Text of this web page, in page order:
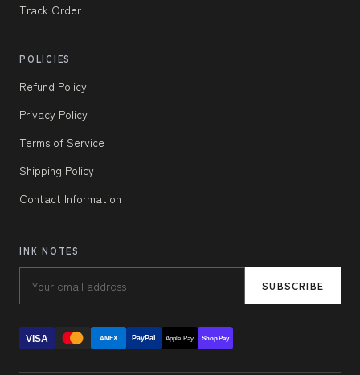
Track Order
POLICIES
Refund Policy
Privacy Policy
Terms of Service
Shipping Policy
Contact Information
INK NOTES
SUBSCRIBE
VISA AMEX PayPal Apple Pay Shop Pay